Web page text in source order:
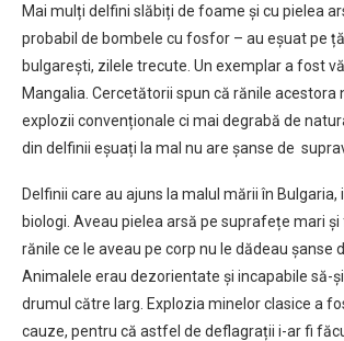
Mai mulți delfini slăbiți de foame și cu pielea
probabil de bombele cu fosfor – au eșuat pe
bulgarești, zilele trecute. Un exemplar a fost
Mangalia. Cercetătorii spun că rănile acestora
explozii convenționale ci mai degrabă de
din delfinii eșuați la mal nu are șanse de
Delfinii care au ajuns la malul mării în Bulgaria,
biologi. Aveau pielea arsă pe suprafețe mari
rănile ce le aveau pe corp nu le dădeau șanse
Animalele erau dezorientate și incapabile să-
drumul către larg. Explozia minelor clasice a
cauze, pentru că astfel de deflagrații i-ar fi